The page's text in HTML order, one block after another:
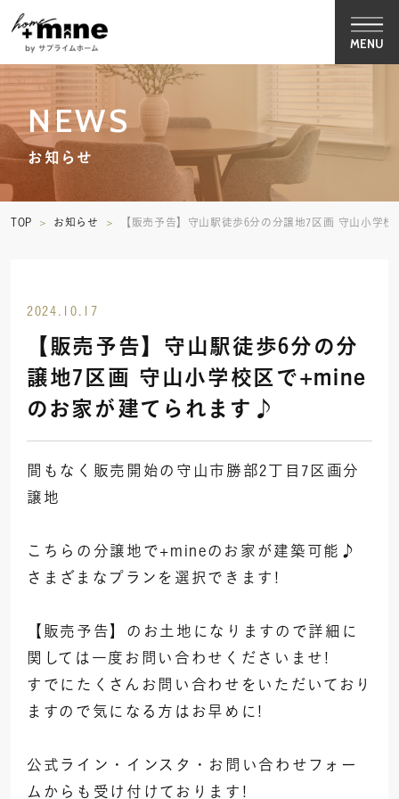
MENU
NEWS
お知らせ
TOP お知らせ 【販売予告】守山駅徒歩6分の分譲地7区画 守山小学
2024.10.17
【販売予告】守山駅徒歩6分の分
譲地7区画 守山小学校区で+mine
のお家が建てられます♪
間もなく販売開始の守山市勝部2丁目7区画分
譲地
こちらの分譲地で+mineのお家が建築可能♪
さまざまなプランを選択できます!
【販売予告】のお土地になりますので詳細に
関しては一度お問い合わせくださいませ!
すでにたくさんお問い合わせをいただいており
ますので気になる方はお早めに!
公式ライン・インスタ・お問い合わせフォー
ムからも受け付けております!